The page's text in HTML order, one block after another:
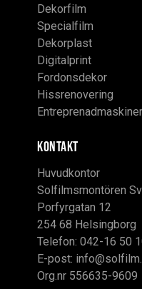
Dekorfilm
Specialfilm
Dekorplast
Digitalprint
Fordonsdekor
Hissrenovering
Entreprenadmaskiner
KONTAKT
Huvudkontor
Solfilmsmontören
Porfyrgatan 12
254 68 Helsingborg
Telefon: 042-16 50
E-post:
Org.nr 556635-9609